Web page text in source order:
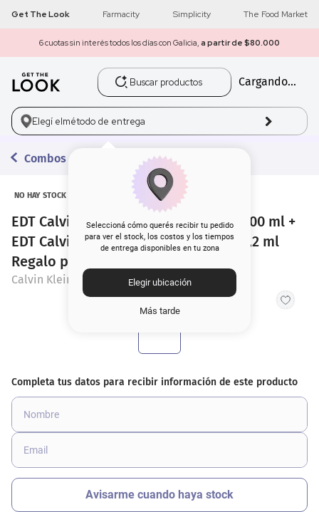
Get The Look Farmacity Simplicity The Food Market
6 cuotas sin interés todos los días con Galicia, a partir de $80.000
Buscar productos
Cargando...
Elegí elmétodo de entrega
Seleccioná cómo querés recibir tu pedido
para ver el stock, los costos y los tiempos
de entrega disponibles en tu zona
Elegir ubicación
Más tarde
Combos con Regalo
NO HAY STOCK
EDT Calvin Klein Everyone Unisex x 200 ml +
EDT Calvin Klein Everyone Unisex x 1,2 ml
Regalo por Compra
Calvin Klein
1 get the look
2 máscara pestañas
3.
5. corrector
rubor
cher